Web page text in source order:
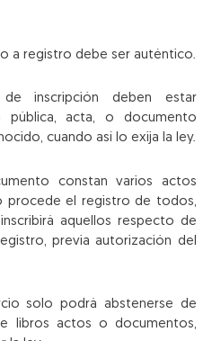
a registro debe ser auténtico.
inscripción deben estar
pública, acta, o documento
cuando así lo exija la ley.
constan varios actos
procede el registro de todos,
aquellos respecto de
previa autorización del
solo podrá abstenerse de
libros actos o documentos,